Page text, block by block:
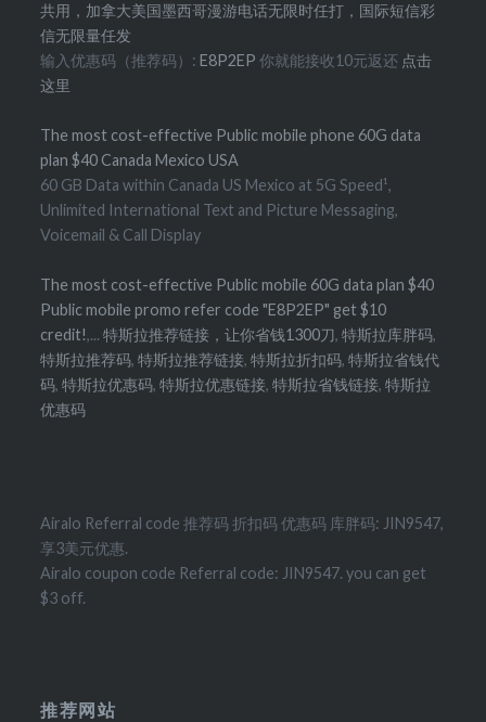
共用，加拿大美国墨西哥漫游电话无限时任打，国际短信彩
信无限量任发
输入优惠码（推荐码）:E8P2EP你就能接收10元返还 点击
这里
The most cost-effective Public mobile phone 60G data
plan $40 Canada Mexico USA
60 GB Data within Canada US Mexico at 5G Speed¹,
Unlimited International Text and Picture Messaging,
Voicemail & Call Display
The most cost-effective Public mobile 60G data plan $40
Public mobile promo refer code "E8P2EP" get $10
credit!,...特斯拉推荐链接，让你省钱1300刀,特斯拉库胖码,
特斯拉推荐码,特斯拉推荐链接,特斯拉折扣码,特斯拉省钱代
码,特斯拉优惠码,特斯拉优惠链接, 特斯拉省钱链接,特斯拉
优惠码
Airalo Referral code 推荐码 折扣码 优惠码 库胖码: JIN9547,
享3美元优惠.
Airalo coupon code Referral code: JIN9547. you can get
$3 off.
推荐网站